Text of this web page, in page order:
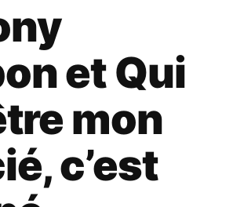
et Qui
mon
c’est